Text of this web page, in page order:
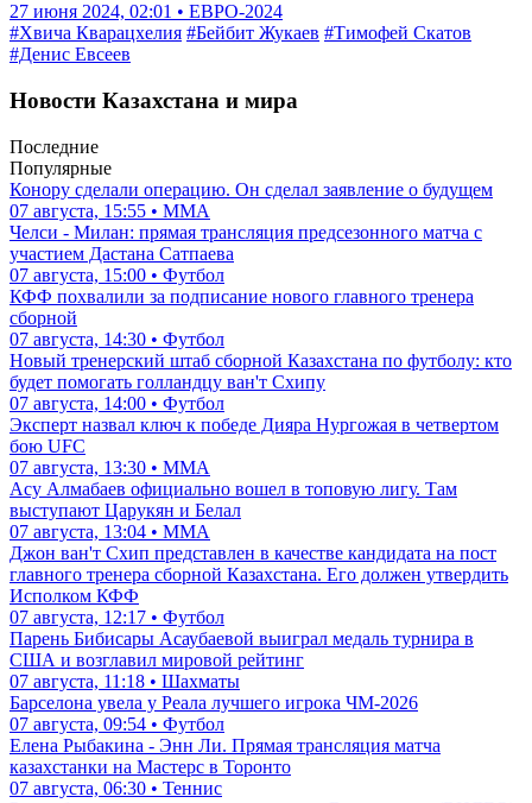
27 июня 2024, 02:01 • ЕВРО-2024
#Хвича Кварацхелия #Бейбит Жукаев #Тимофей Скатов
#Денис Евсеев
Новости Казахстана и мира
Последние
Популярные
Конору сделали операцию. Он сделал заявление о будущем
07 августа, 15:55 • ММА
Челси - Милан: прямая трансляция предсезонного матча с
участием Дастана Сатпаева
07 августа, 15:00 • Футбол
КФФ похвалили за подписание нового главного тренера
сборной
07 августа, 14:30 • Футбол
Новый тренерский штаб сборной Казахстана по футболу: кто
будет помогать голландцу ван'т Схипу
07 августа, 14:00 • Футбол
Эксперт назвал ключ к победе Дияра Нургожая в четвертом
бою UFC
07 августа, 13:30 • ММА
Асу Алмабаев официально вошел в топовую лигу. Там
выступают Царукян и Белал
07 августа, 13:04 • ММА
Джон ван'т Схип представлен в качестве кандидата на пост
главного тренера сборной Казахстана. Его должен утвердить
Исполком КФФ
07 августа, 12:17 • Футбол
Парень Бибисары Асаубаевой выиграл медаль турнира в
США и возглавил мировой рейтинг
07 августа, 11:18 • Шахматы
Барселона увела у Реала лучшего игрока ЧМ-2026
07 августа, 09:54 • Футбол
Елена Рыбакина - Энн Ли. Прямая трансляция матча
казахстанки на Мастерс в Торонто
07 августа, 06:30 • Теннис